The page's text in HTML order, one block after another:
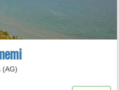
(AG)